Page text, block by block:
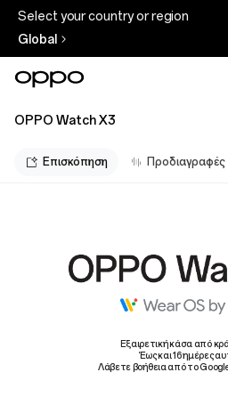
Select your country or region
Global
OPPO Watch X3
Επισκόπηση Προδιαγραφές
Εξαιρετική κάσα από
Έως και 16 ημέρες
Λάβετε βοήθεια από το Google